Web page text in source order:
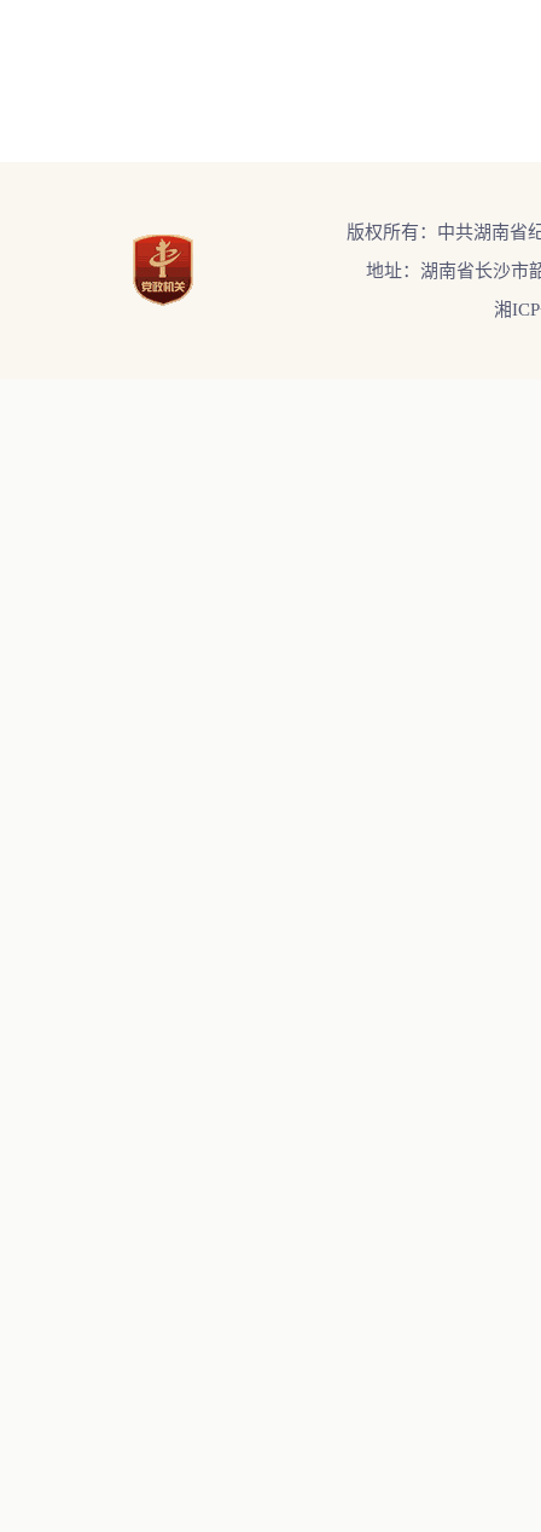
版权所有：中共湖南省
地址：湖南省长沙市
湘